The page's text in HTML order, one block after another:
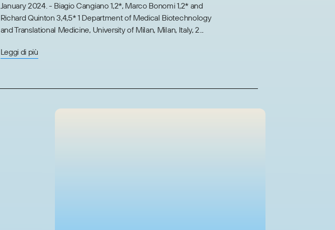
January 2024. - Biagio Cangiano 1,2*, Marco Bonomi 1,2* and
Richard Quinton 3,4,5* 1 Department of Medical Biotechnology
and Translational Medicine, University of Milan, Milan, Italy, 2...
Leggi di più